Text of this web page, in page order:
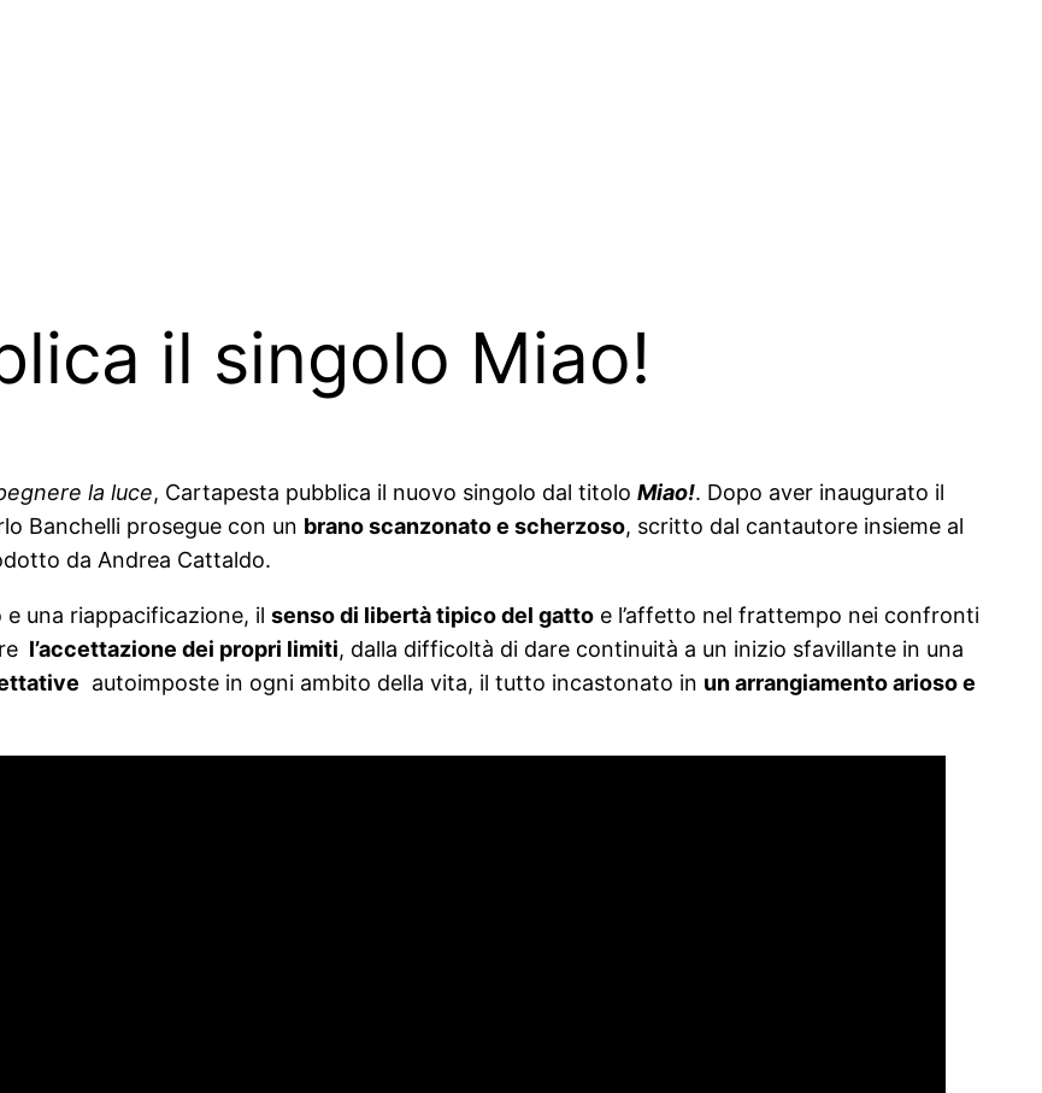
il singolo Miao!
la luce, Cartapesta pubblica il nuovo singolo dal titolo Miao!. Dopo aver inaugurato il
Banchelli prosegue con un brano scanzonato e scherzoso, scritto dal cantautore insieme al
da Andrea Cattaldo.
e una riappacificazione, il senso di libertà tipico del gatto e l’affetto nel frattempo nei confronti
l’accettazione dei propri limiti, dalla difficoltà di dare continuità a un inizio sfavillante in una
autoimposte in ogni ambito della vita, il tutto incastonato in un arrangiamento arioso e